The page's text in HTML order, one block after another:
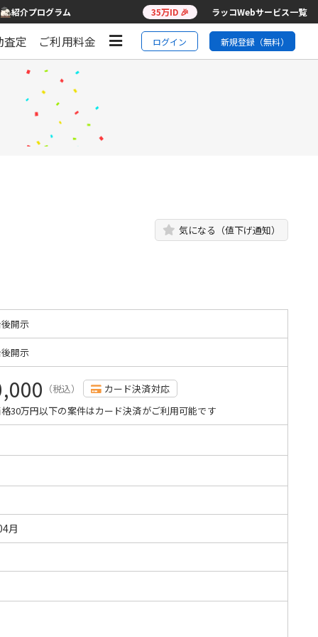
紹介プログラム 35万ID 🎉 ラッコWebサービス一覧
査定 ご利用料金 ログイン 新規登録（無料）
気になる（値下げ通知）
開示
開示
（税込）
カード決済対応
30万円以下の案件はカード決済がご利用可能です
月